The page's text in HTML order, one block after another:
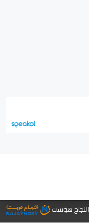
النجاح هوست